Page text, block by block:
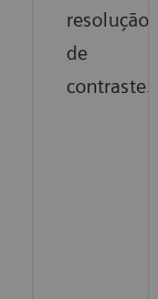
resolução
de
contraste.